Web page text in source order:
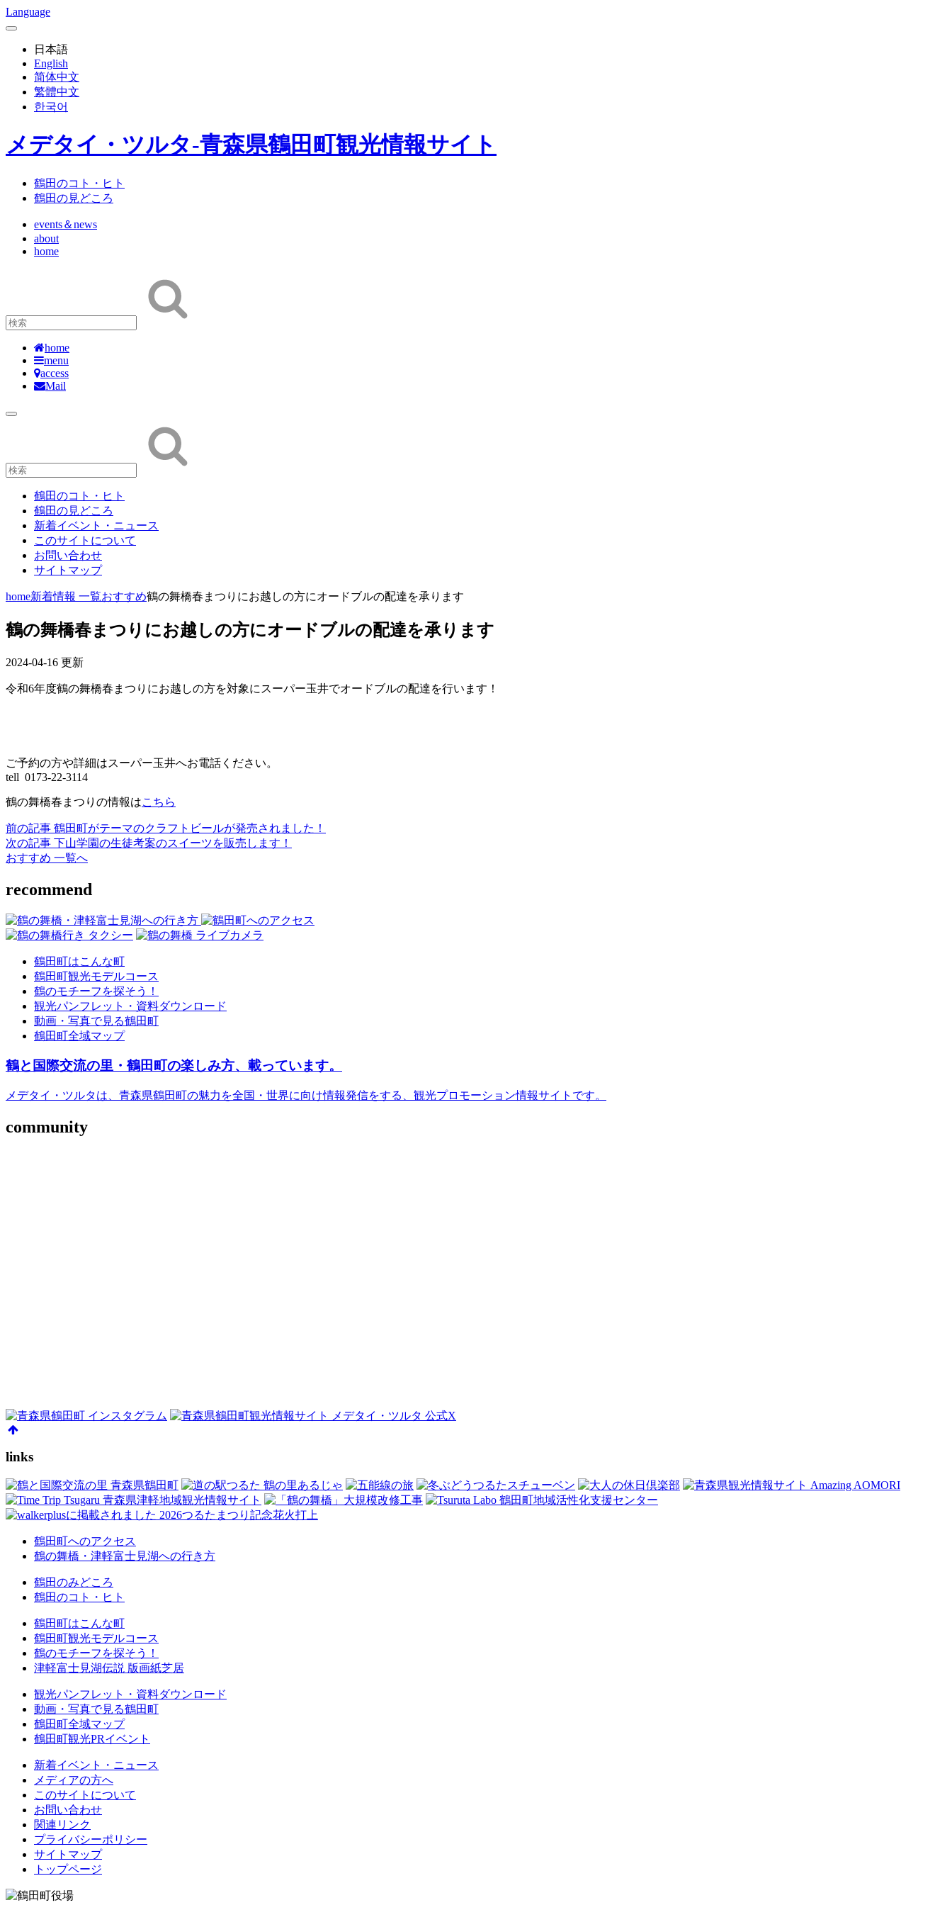
Language
日本語
English
简体中文
繁體中文
한국어
メデタイ・ツルタ-青森県鶴田町観光情報サイト
鶴田のコト・ヒト
鶴田の見どころ
events＆news
about
home
home
menu
access
Mail
鶴田のコト・ヒト
鶴田の見どころ
新着イベント・ニュース
このサイトについて
お問い合わせ
サイトマップ
home新着情報 一覧おすすめ鶴の舞橋春まつりにお越しの方にオードブルの配達を承ります
鶴の舞橋春まつりにお越しの方にオードブルの配達を承ります
2024-04-16 更新
令和6年度鶴の舞橋春まつりにお越しの方を対象にスーパー玉井でオードブルの配達を行います！
ご予約の方や詳細はスーパー玉井へお電話ください。
tell 0173-22-3114
鶴の舞橋春まつりの情報はこちら
前の記事 鶴田町がテーマのクラフトビールが発売されました！
次の記事 下山学園の生徒考案のスイーツを販売します！
おすすめ 一覧へ
recommend
鶴田町はこんな町
鶴田町観光モデルコース
鶴のモチーフを探そう！
観光パンフレット・資料ダウンロード
動画・写真で見る鶴田町
鶴田町全域マップ
鶴と国際交流の里・鶴田町の楽しみ方、載っています。
メデタイ・ツルタは、青森県鶴田町の魅力を全国・世界に向け情報発信をする、観光プロモーション情報サイトです。
community
links
鶴田町へのアクセス
鶴の舞橋・津軽富士見湖への行き方
鶴田のみどころ
鶴田のコト・ヒト
鶴田町はこんな町
鶴田町観光モデルコース
鶴のモチーフを探そう！
津軽富士見湖伝説 版画紙芝居
観光パンフレット・資料ダウンロード
動画・写真で見る鶴田町
鶴田町全域マップ
鶴田町観光PRイベント
新着イベント・ニュース
メディアの方へ
このサイトについて
お問い合わせ
関連リンク
プライバシーポリシー
サイトマップ
トップページ